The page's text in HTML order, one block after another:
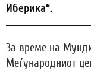
Иберика“.
За време на
Меѓународниот